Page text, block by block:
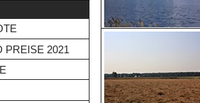
PREISE 2021